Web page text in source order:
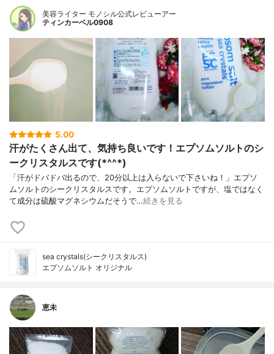
美容ライター モノシル公式レビューアー
ティンカーベル0908
5.00
汗がたくさん出て、気持ち良いです！エプソムソルトのシ
ークリスタルスです(*^^*)
「汗がドバドバ出るので、20分以上は入らないで下さいね！」エプソ
ムソルトのシークリスタルスです。エプソムソルトですが、塩ではなく
て成分は硫酸マグネシウムだそうで…続きを見る
sea crystals(シークリスタルス)
エプソムソルト オリジナル
恵未